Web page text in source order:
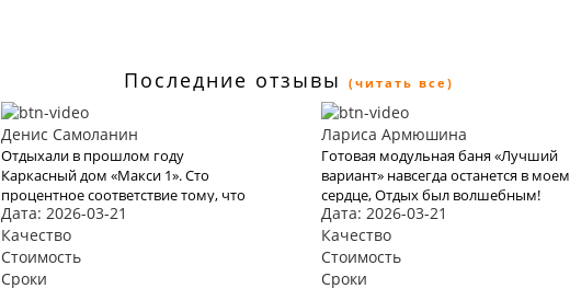
Последние отзывы (читать все)
Денис Самоланин
Отдыхали в прошлом году
Каркасный дом «Макси 1». Сто
процентное соответствие тому, что
нам задекларировали в КартаТревел.
Хотели и в этом году
воспользоваться их услугами, но
видимо эта пандемия все испортит.
Дата: 2026-03-21
Качество
Стоимость
Сроки
Лариса Армюшина
Готовая модульная баня «Лучший
вариант» навсегда останется в моем
сердце, Отдых был волшебным!
Прекрасное море, бухта и отель
благодаря Вам оставили яркое
впечатление и бурю эмоций. В это
место хочется возвращаться Снова
и снова. Спасибо Вам за Вашу
Дата: 2026-03-21
Качество
Стоимость
Сроки